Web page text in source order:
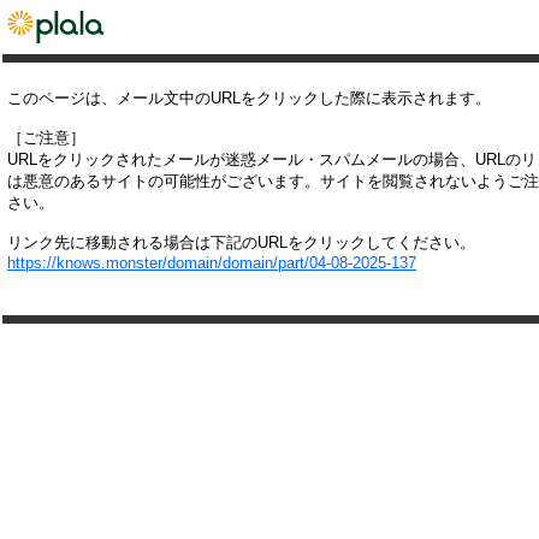
このページは、メール文中のURLをクリックした際に表示されます。
［ご注意］
URLをクリックされたメールが迷惑メール・スパムメールの場合、URLの
は悪意のあるサイトの可能性がございます。サイトを閲覧されないようご
さい。
リンク先に移動される場合は下記のURLをクリックしてください。
https://knows.monster/domain/domain/part/04-08-2025-137